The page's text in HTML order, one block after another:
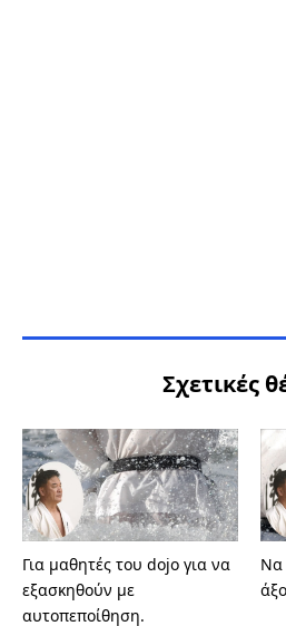
Σχετικές
Για μαθητές του dojo για να
εξασκηθούν με
αυτοπεποίθηση.
Να